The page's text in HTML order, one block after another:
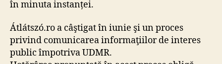
în minuta instanței.
Átlátszó.ro a câştigat în iunie şi un proces
privind comunicarea informaţiilor de interes
public împotriva UDMR.